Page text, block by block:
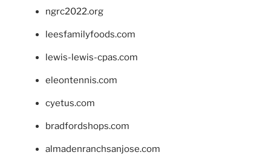
ngrc2022.org
leesfamilyfoods.com
lewis-lewis-cpas.com
eleontennis.com
cyetus.com
bradfordshops.com
almadenranchsanjose.com